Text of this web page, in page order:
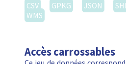
CSV
GPKG JSON
WMS
Accès carrossables